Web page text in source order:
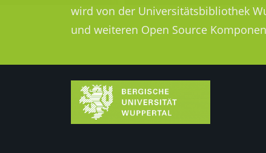
wird von der Universitätsbibliothek
und weiteren Open Source